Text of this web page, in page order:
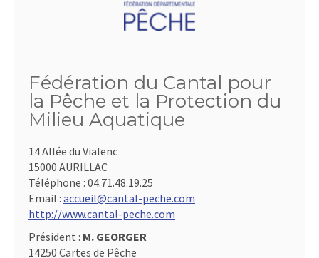
Fédération du Cantal pour
la Pêche et la Protection du
Milieu Aquatique
14 Allée du Vialenc
15000 AURILLAC
Téléphone : 04.71.48.19.25
Email : accueil@cantal-peche.com
http://www.cantal-peche.com
Président : M. GEORGER
14250 Cartes de Pêche